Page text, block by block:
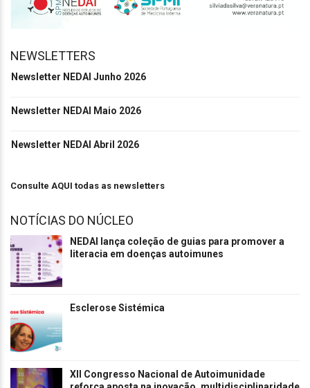
NEWSLETTERS
Newsletter NEDAI Junho 2026
Newsletter NEDAI Maio 2026
Newsletter NEDAI Abril 2026
Consulte AQUI todas as newsletters
NOTÍCIAS DO NÚCLEO
NEDAI lança coleção de guias para promover a
literacia em doenças autoimunes
Esclerose Sistémica
XII Congresso Nacional de Autoimunidade